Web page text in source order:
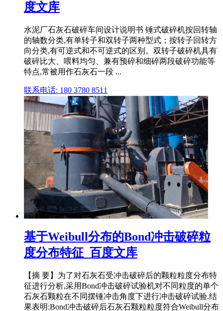
度文库
水泥厂石灰石破碎车间设计说明书 锤式破碎机按回转轴
的轴数分类,有单转子和双转子两种型式；按转子回转方
向分类,有可逆式和不可逆式的区别。双转子破碎机具有
破碎比大、喂料均匀、兼有预碎和细碎两段破碎功能等
特点,常被用作石灰石一段 ...
联系电话: 180 3780 8511
基于Weibull分布的Bond冲击破碎粒
度分布特征_百度文库
【摘 要】为了对石灰石受冲击破碎后的颗粒粒度分布特
征进行分析,采用Bond冲击破碎试验机对不同粒度的单个
石灰石颗粒在不同摆锤冲击角度下进行冲击破碎试验.结
果表明:Bond冲击破碎后石灰石颗粒粒度符合Weibull分布